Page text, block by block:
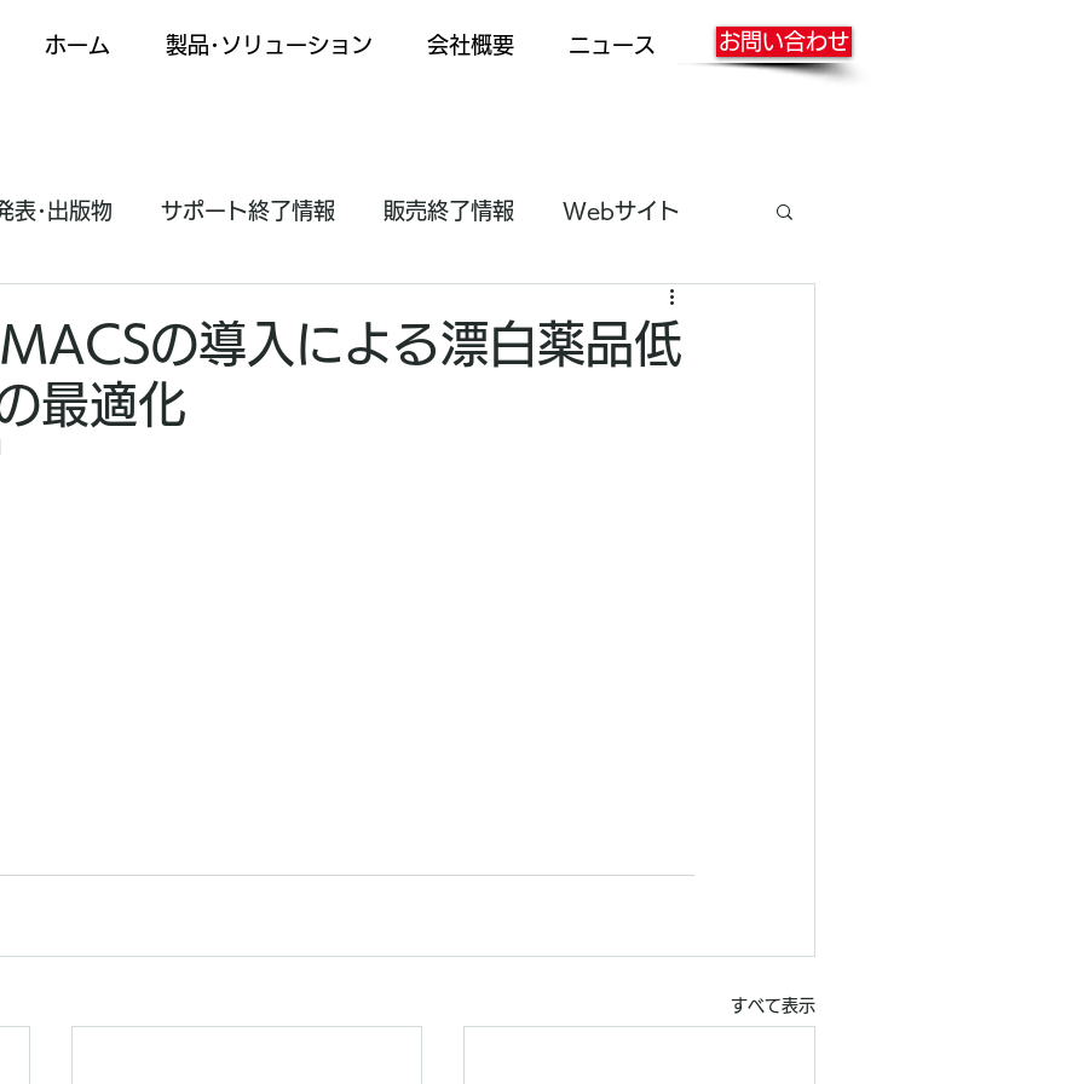
ホーム 製品･ソリューション 会社概要 ニュース お問い合わせ
表･出版物 サポート終了情報 販売終了情報 Webサイト
の導入による漂白薬品低
最適化
すべて表示